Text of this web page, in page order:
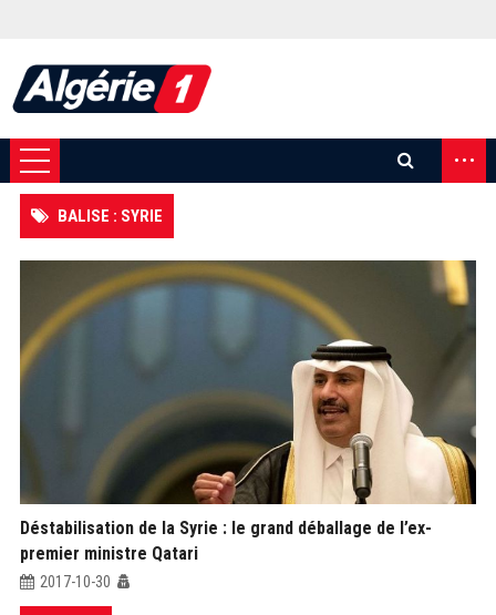
...
BALISE : SYRIE
Déstabilisation de la Syrie : le grand déballage de l’ex-
premier ministre Qatari
2017-10-30